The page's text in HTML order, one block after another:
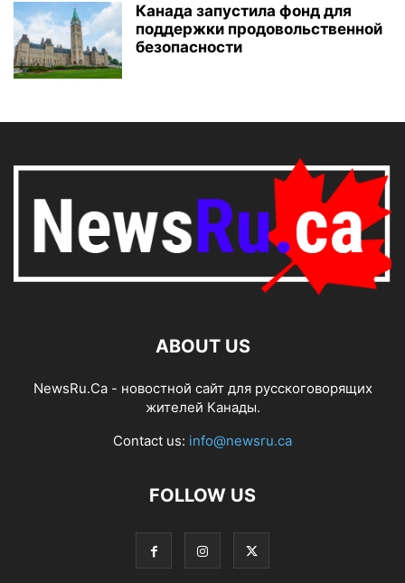
Канада запустила фонд для
поддержки продовольственной
безопасности
ABOUT US
NewsRu.Ca - новостной сайт для русскоговорящих
жителей Канады.
Contact us: info@newsru.ca
FOLLOW US